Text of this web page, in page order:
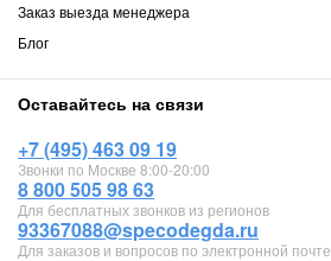
Заказ выезда менеджера
Блог
Оставайтесь на связи
+7 (495) 463 09 19
Звонки по Москве 8:00-20:00
8 800 505 98 63
Для бесплатных звонков из регионов
93367088@specodegda.ru
Для заказов и вопросов по электронной почте